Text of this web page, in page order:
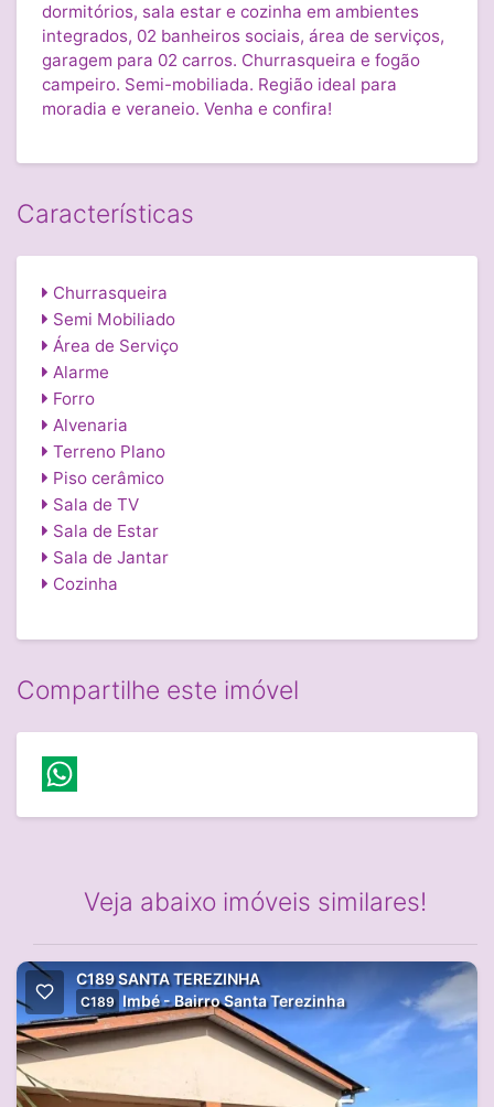
dormitórios, sala estar e cozinha em ambientes
integrados, 02 banheiros sociais, área de serviços,
garagem para 02 carros. Churrasqueira e fogão
campeiro. Semi-mobiliada. Região ideal para
moradia e veraneio. Venha e confira!
Características
Churrasqueira
Semi Mobiliado
Área de Serviço
Alarme
Forro
Alvenaria
Terreno Plano
Piso cerâmico
Sala de TV
Sala de Estar
Sala de Jantar
Cozinha
Compartilhe este imóvel
Veja abaixo imóveis similares!
C189 SANTA TEREZINHA
C189 Imbé - Bairro Santa Terezinha